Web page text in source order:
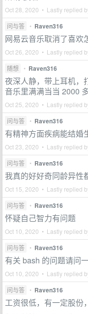
Oct 28, 2020 • Lastly replied
问与答 • Raven316
网易云音乐取消了喜欢
Oct 26, 2020 • Lastly replied
随想 • Raven316
夜深人静，带上耳机，
音乐里满满当当 2000
Oct 25, 2020 • Lastly replied
问与答 • Raven316
有精神方面疾病能结婚
Oct 23, 2020 • Lastly replied
问与答 • Raven316
我真的好好奇同龄异性
Oct 15, 2020 • Lastly replied
问与答 • Raven316
怀疑自己智力有问题
Oct 10, 2020 • Lastly replied
问与答 • Raven316
有关 bash 的问题请问
Oct 10, 2020 • Lastly replied
问与答 • Raven316
工资很低，有一定股份